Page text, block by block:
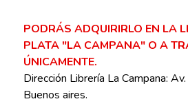
PODRÁS ADQUIRIRLO EN LA
PLATA "LA CAMPANA" O A
ÚNICAMENTE.
Dirección Librería La Campana:
Buenos aires.